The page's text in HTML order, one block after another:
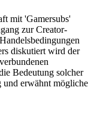
mit 'Gamersubs'
zur Creator-
diskutiert wird der
Bedeutung solcher
und erwähnt mögliche